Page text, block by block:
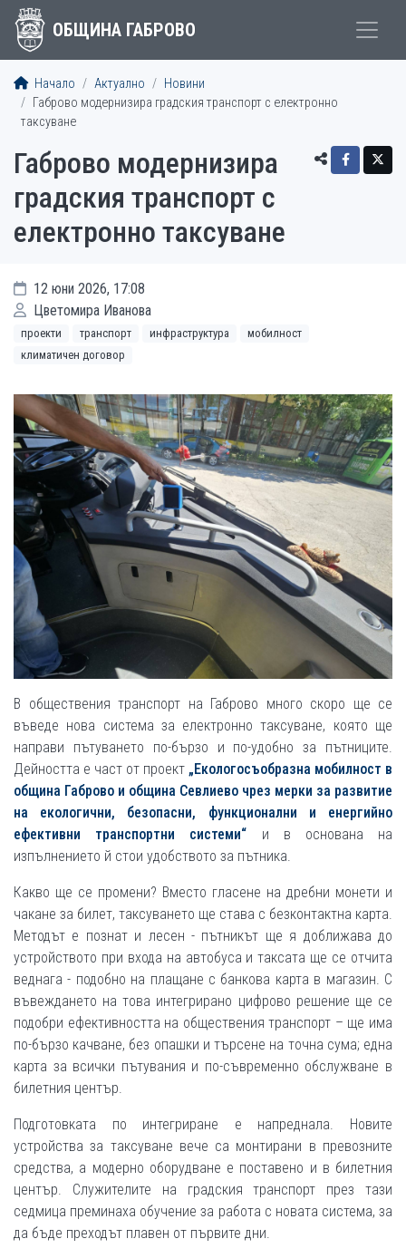
ОБЩИНА ГАБРОВО
Начало Актуално
Новини
Габрово модернизира градския транспорт с електронно
таксуване
Габрово модернизира
градския транспорт с
електронно таксуване
12 юни 2026, 17:08
Цветомира Иванова
проекти транспорт инфраструктура
мобилност
климатичен договор
В обществения транспорт на Габрово много скоро ще се
въведе нова система за електронно таксуване, която ще
направи пътуването по-бързо и по-удобно за пътниците.
Дейността е част от проект „Екологосъобразна мобилност в
община Габрово и община Севлиево чрез мерки за развитие
на екологични, безопасни, функционални и енергийно
ефективни транспортни системи“ и в основана на
изпълнението й стои удобството за пътника.
Какво ще се промени? Вместо гласене на дребни монети и
чакане за билет, таксуването ще става с безконтактна карта.
Методът е познат и лесен - пътникът ще я доближава до
устройството при входа на автобуса и таксата ще се отчита
веднага - подобно на плащане с банкова карта в магазин. С
въвеждането на това интегрирано цифрово решение ще се
подобри ефективността на обществения транспорт – ще има
по-бързо качване, без опашки и търсене на точна сума; една
карта за всички пътувания и по-съвременно обслужване в
билетния център.
Подготовката по интегриране е напреднала. Новите
устройства за таксуване вече са монтирани в превозните
средства, а модерно оборудване е поставено и в билетния
център. Служителите на градския транспорт през тази
седмица преминаха обучение за работа с новата система, за
да бъде преходът плавен от първите дни.